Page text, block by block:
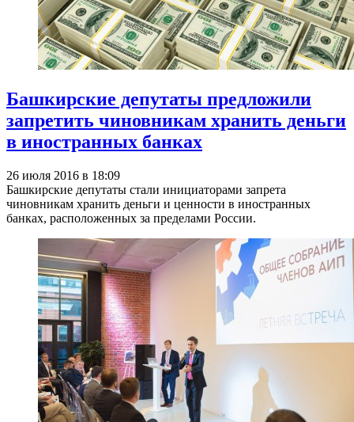
Башкирские депутаты предложили
запретить чиновникам хранить деньги
в иностранных банках
26 июля 2016 в 18:09
Башкирские депутаты стали инициаторами запрета
чиновникам хранить деньги и ценности в иностранных
банках, расположенных за пределами России.